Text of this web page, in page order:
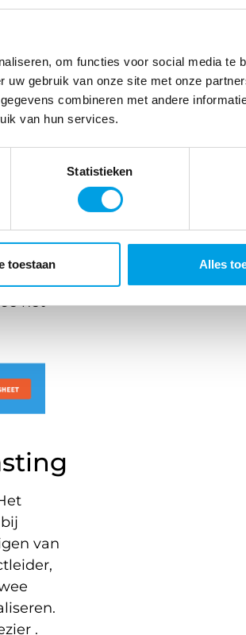
om functies voor social media te
gebruik van onze site met onze
combineren met andere
van hun services.
Statistieken
toestaan Alles
Daarbij
speelt.
van
een
het
van
.
December, de
deze maand
op een rijtje gezet.
goed gevuld!
Lees meer